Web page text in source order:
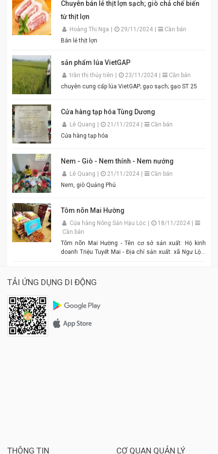
Đóng gói tiện lợi, đảm bảo vệ sinh an toàn thực phẩm.
Hương vị thơm ngon chuẩn truyền thống. Độ sánh
mịn, màu sắc đẹp mắt. Dễ pha chế, dễ sử dụng. Phù
hợp cho gia đình, quán ăn và nhà hàng. Chỉ cần thêm
bún đậu chuẩn vị. Cam kết sản phẩm chất lượng,
đóng gói cẩn thận. Giao hàng nhanh toàn quốc. Đặt
tôm đậm đà, chuẩn vị quê hương cùng An Quý Thiên
#BunDauMamTom #GiaViTruyenThong
#DacSanVietNam #TikTokShop #AnQuyThienHuong
Chuyên bán lẻ thịt lợn sạch; giò chả chế biến
từ thịt lợn
Hoàng Thị Nga 29/11/2024
Cần bán
Bán lẻ thịt lợn
sản phẩm lúa VietGAP
trần thị thủy tiên 23/11/2024
Cần bán
chuyên cung cấp lúa VietGAP; gạo sạch; gạo ST 25
Cửa hàng tạp hóa Tùng Dương
Lê Quang 21/11/2024
Cần bán
Cửa hàng tạp hóa
Nem - Giò - Nem thính - Nem nướng
Lê Quang 21/11/2024
Cần bán
Nem, giò Quảng Phú
Tôm nõn Mai Hường
Cửa hàng Nông Sản Hậu Lộc 18/11/2024
Cần bán
Tôm nõn Mai Hường - Tên cơ sở sản xuất: Hộ kinh
doanh Triệu Tuyết Mai - Địa chỉ sản xuất: xã Ngư Lộc,
Giá: 600.000 đồng - 1.500.000 đồng/tùy size
TẢI ỨNG DỤNG DI ĐỘNG
THÔNG TIN CƠ QUAN QUẢN LÝ